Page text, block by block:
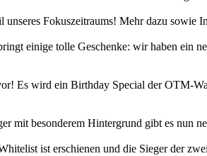
unseres Fokuszeitraums! Mehr dazu sowie
einige tolle Geschenke: wir haben ein
Es wird ein Birthday Special der OTM-
mit besonderem Hintergrund gibt es
ist erschienen und die Sieger der